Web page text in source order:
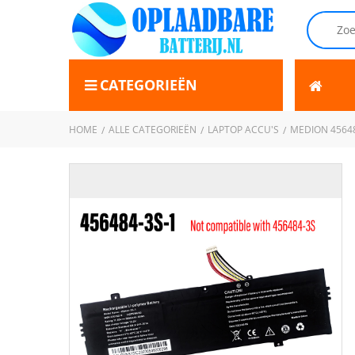
CATEGORIEËN
HOME ALLE CATEGORIEËN LAPTOP ACCU'S MEDION